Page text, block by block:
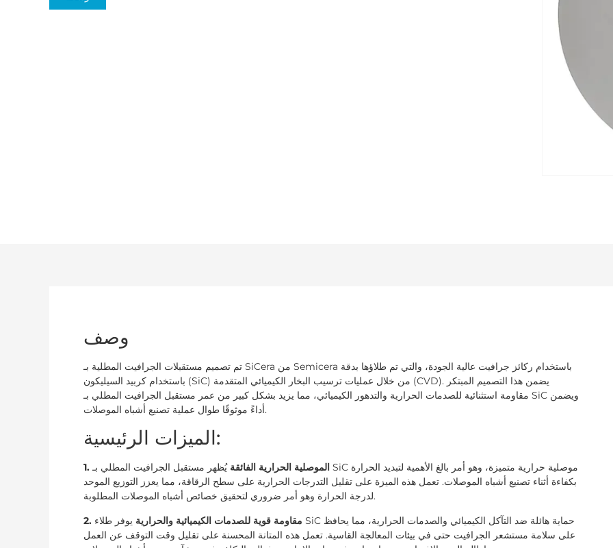
وصف
تم تصميم مستقبلات الجرافيت المطلية بـ SiCera من Semicera باستخدام ركائز جرافيت عالية الجودة، والتي تم طلاؤها بدقة
باستخدام كربيد السيليكون (SiC) من خلال عمليات ترسيب البخار الكيميائي المتقدمة (CVD). يضمن هذا التصميم المبتكر
مقاومة استثنائية للصدمات الحرارية والتدهور الكيميائي، مما يزيد بشكل كبير من عمر مستقبل الجرافيت المطلي بـ SiC ويضمن
أداءً موثوقًا طوال عملية تصنيع أشباه الموصلات.
الميزات الرئيسية:
1. الموصلية الحرارية الفائقة يُظهر مستقبل الجرافيت المطلي بـ SiC موصلية حرارية متميزة، وهو أمر بالغ الأهمية لتبديد الحرارة
بكفاءة أثناء تصنيع أشباه الموصلات. تعمل هذه الميزة على تقليل التدرجات الحرارية على سطح الرقاقة، مما يعزز التوزيع الموحد
لدرجة الحرارة وهو أمر ضروري لتحقيق خصائص أشباه الموصلات المطلوبة.
2. مقاومة قوية للصدمات الكيميائية والحرارية يوفر طلاء SiC حماية هائلة ضد التآكل الكيميائي والصدمات الحرارية، مما يحافظ
على سلامة مستشعر الجرافيت حتى في بيئات المعالجة القاسية. تعمل هذه المتانة المحسنة على تقليل وقت التوقف عن العمل